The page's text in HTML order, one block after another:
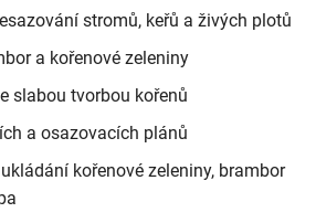
stromů, keřů a živých plotů
a kořenové zeleniny
slabou tvorbou kořenů
a osazovacích plánů
kořenové zeleniny, brambor